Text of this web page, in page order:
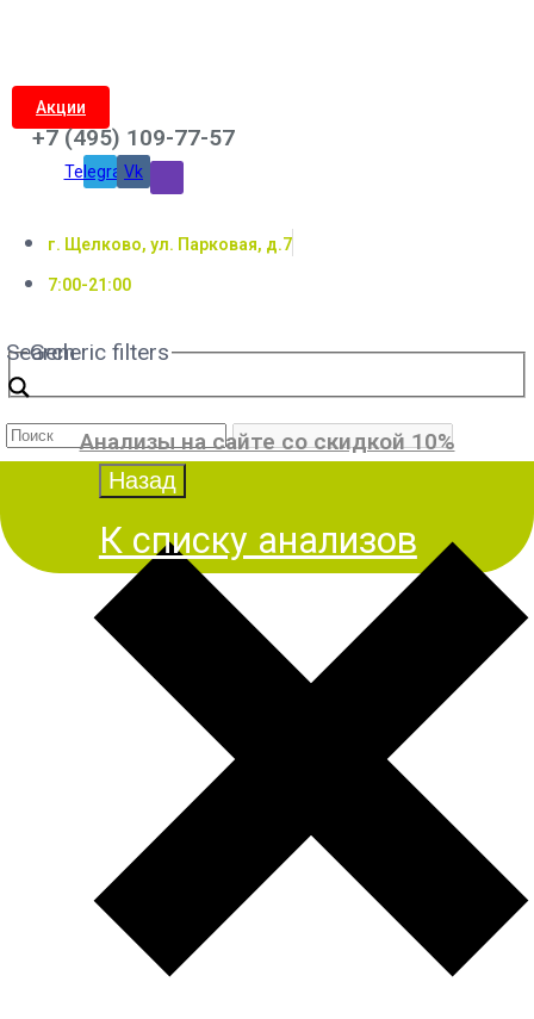
Акции
+7 (495) 109-77-57
TelegramVk
г. Щелково, ул. Парковая, д.7
7:00-21:00
Search
Generic filters
Анализы на сайте со скидкой 10%
К списку анализов